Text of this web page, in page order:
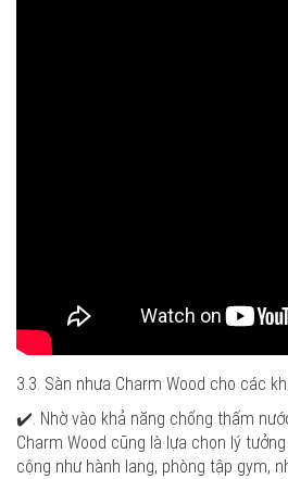
3.3. Sàn nhựa Charm Wood cho các
✔️. Nhờ vào khả năng chống thấm
Charm Wood cũng là lựa chọn lý
cộng như hành lang, phòng tập gym,